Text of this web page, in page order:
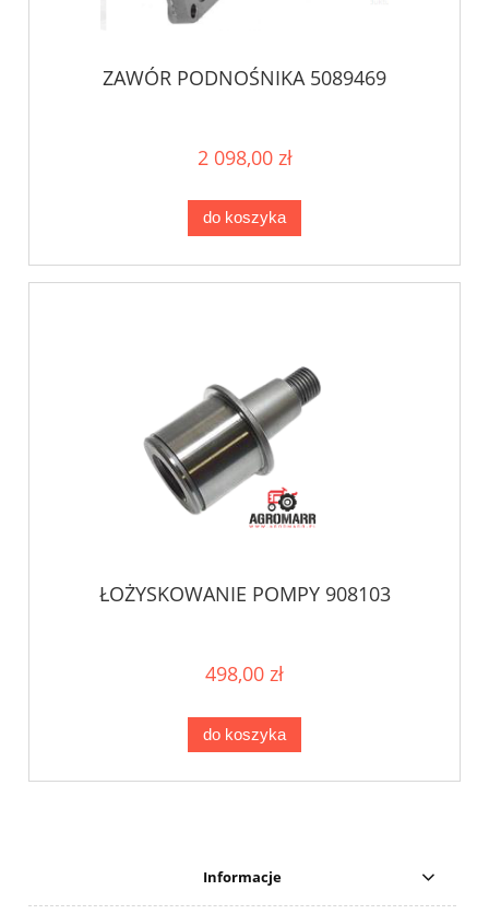
ZAWÓR PODNOŚNIKA 5089469
2 098,00 zł
do koszyka
ŁOŻYSKOWANIE POMPY 908103
498,00 zł
do koszyka
Informacje